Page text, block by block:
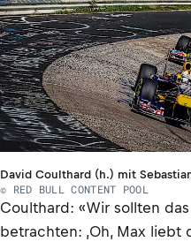
David Coulthard (h.) mit
© RED BULL CONTENT POOL
Coulthard: «Wir sollten
betrachten: ‚Oh, Max liebt